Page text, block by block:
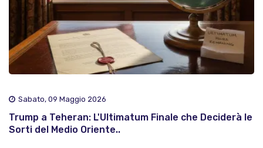
Sabato, 09 Maggio 2026
Trump a Teheran: L'Ultimatum Finale che Deciderà le
Sorti del Medio Oriente..